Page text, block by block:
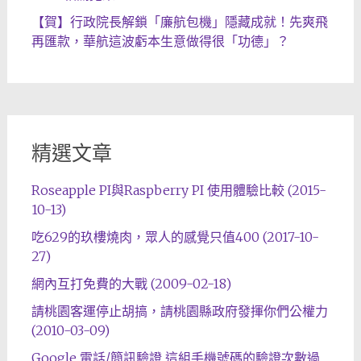
【賀】行政院長解鎖「廉航包機」隱藏成就！先爽飛
再匯款，華航這波虧本生意做得很「功德」？
精選文章
Roseapple PI與Raspberry PI 使用體驗比較 (2015-
10-13)
吃629的玖樓燒肉，眾人的感覺只值400 (2017-10-
27)
網內互打免費的大戰 (2009-02-18)
請桃園客運停止胡搞，請桃園縣政府發揮你們公權力
(2010-03-09)
Google 電話/簡訊驗證 這組手機號碼的驗證次數過